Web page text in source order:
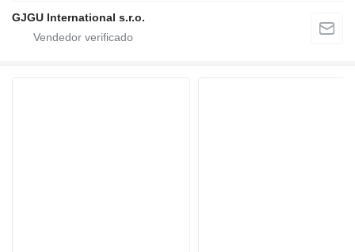
GJGU International s.r.o.